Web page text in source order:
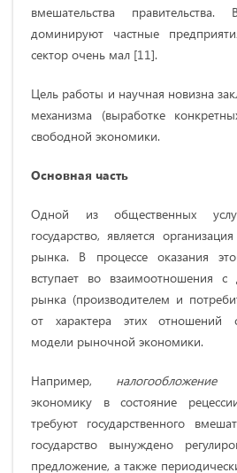
вмешательства
доминируют частные
сектор очень мал [11].
Цель работы и научная новизна
механизма (выработке
свободной экономики.
Основная часть
Одной из общественных
государство, является
рынка. В процессе оказания
вступает во взаимоотношения с
рынка (производителем и
от характера этих отношений
модели рыночной экономики.
Например, налогообложение
экономику в состояние
требуют государственного
государство вынуждено
предложение, а также